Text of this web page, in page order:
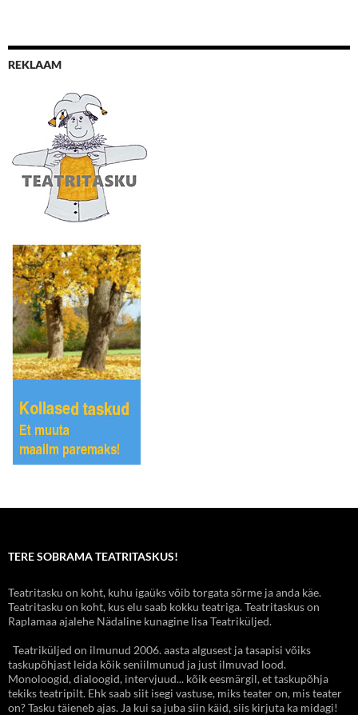
REKLAAM
TERE SOBRAMA TEATRITASKUS!
Teatritasku on koht, kuhu igaüks võib torgata sõrme ja anda käe.
Teatritasku on koht, kus elu saab kokku teatriga. Teatritaskus on
Raplamaa ajalehe Nädaline kunagine lisa Teatriküljed.
Teatriküljed on ilmunud 2006. aasta algusest ja tasapisi võiks
taskupõhjast leida kõik seniilmunud ja just ilmuvad lood.
Monoloogid, dialoogid, intervjuud... kõik eesmärgil, et taskupõhja
tekiks teatripilt. Ehk saab siit isegi vastuse, miks teater on, mis teater
on? Tasku täieneb ajas. Ja kui sa juba siin käid, siis kirjuta ka midagi!